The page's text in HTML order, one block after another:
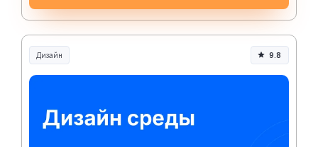
Дизайн 9.8